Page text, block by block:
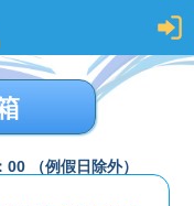
（例假日除外）